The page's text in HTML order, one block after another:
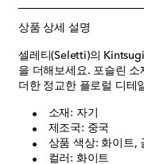
상품 상세 설명
셀레티(Seletti)의
을 더해보세요. 포슬린
더한 정교한 플로럴 디테
소재: 자기
제조국: 중국
상품 색상: 화이트,
컬러: 화이트